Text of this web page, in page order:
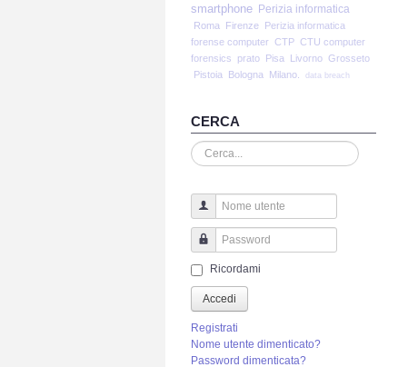
smartphone Perizia informatica
Roma Firenze Perizia informatica
forense computer CTP CTU computer
forensics
prato Pisa Livorno Grosseto
Pistoia
Bologna Milano. data breach
CERCA
Cerca...
Nome utente
Password
Ricordami
Accedi
Registrati
Nome utente dimenticato?
Password dimenticata?